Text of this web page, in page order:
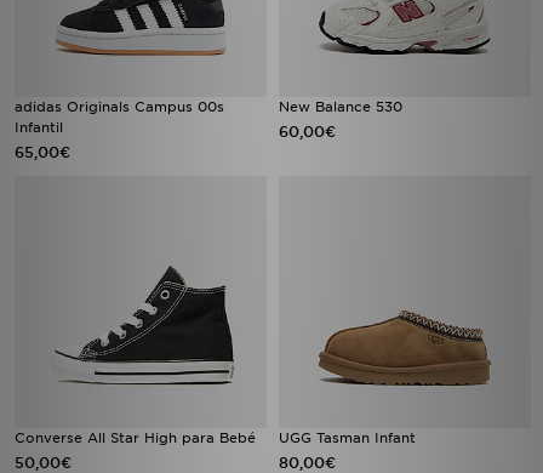
adidas Originals Campus 00s
Infantil
65,00€
New Balance 530
60,00€
Converse All Star High para Bebé
50,00€
UGG Tasman Infant
80,00€